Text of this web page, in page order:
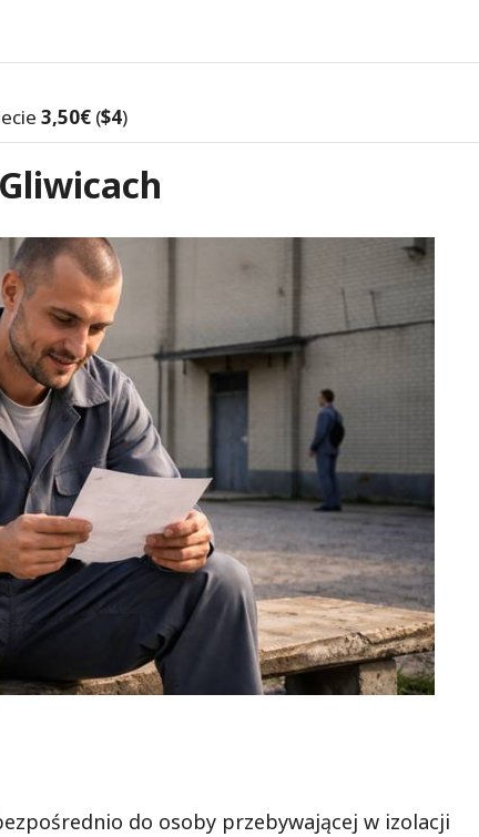
3,50€ ($4)
do osoby przebywającej w izolacji